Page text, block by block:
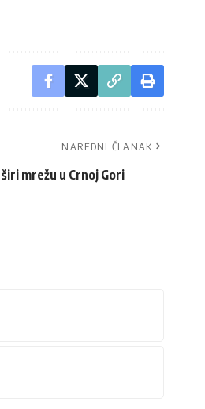
NAREDNI ČLANAK
mrežu u Crnoj Gori